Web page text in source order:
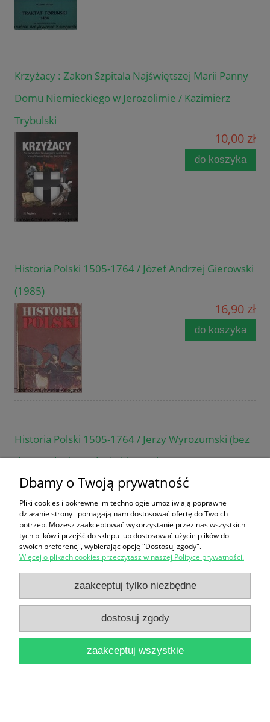
Krzyżacy : Zakon Szpitala Najświętszej Marii Panny
Domu Niemieckiego w Jerozolimie / Kazimierz
Trybulski
10,00 zł
do koszyka
Historia Polski 1505-1764 / Józef Andrzej Gierowski
(1985)
16,90 zł
do koszyka
Historia Polski 1505-1764 / Jerzy Wyrozumski (bez
daty wydania-wydanie kieszonkowe)
do koszyka
Historia Polski 1505-1764 / Józef Andrzej Gierowski
(1982)
Dbamy o Twoją prywatność
Pliki cookies i pokrewne im technologie umożliwiają poprawne
działanie strony i pomagają nam dostosować ofertę do Twoich
potrzeb. Możesz zaakceptować wykorzystanie przez nas wszystkich
tych plików i przejść do sklepu lub dostosować użycie plików do
swoich preferencji, wybierając opcję "Dostosuj zgody".
Więcej o plikach cookies przeczytasz w naszej Polityce prywatności.
zaakceptuj tylko niezbędne
dostosuj zgody
zaakceptuj wszystkie